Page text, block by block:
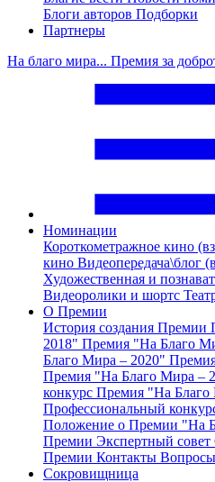
Блоги авторов Подборки
Партнеры
На благо мира... Премия за
Номинации
Короткометражное кино
кино Видеопередача\блог
Художественная и
Видеоролики и шортс
О Премии
История создания Премии
2018" Премия "На Благо
Благо Мира – 2020"
Премия "На Благо Мира –
конкурс Премия "На Благо
Профессиональный
Положение о Премии "На
Премии Экспертный совет
Премии Контакты
Сокровищница